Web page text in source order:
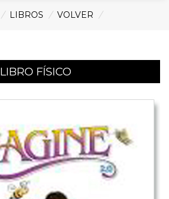
/ LIBROS / VOLVER /
LIBRO FÍSICO